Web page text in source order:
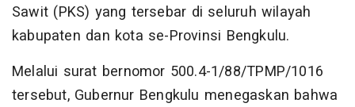
Sawit (PKS) yang tersebar di seluruh wilayah
kabupaten dan kota se-Provinsi Bengkulu.
Melalui surat bernomor 500.4-1/88/TPMP/1016
tersebut, Gubernur Bengkulu menegaskan bahwa